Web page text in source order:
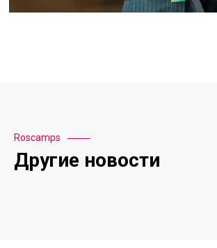
Roscamps
Другие новости